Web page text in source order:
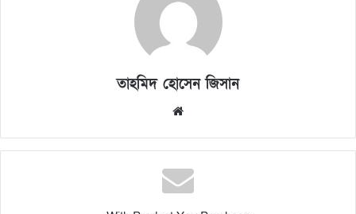
তাহমিদ হোসেন জিসান